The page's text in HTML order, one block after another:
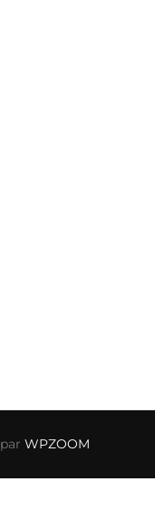
par WPZOOM